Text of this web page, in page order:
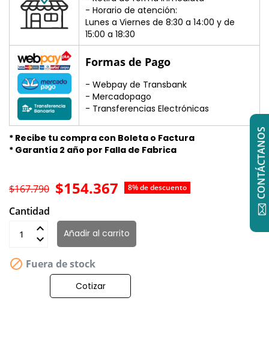
- Horario de atención:
Lunes a Viernes de 8:30 a 14:00 y de
15:00 a 18:30
Formas de Pago
- Webpay de Transbank
- Mercadopago
- Transferencias Electrónicas
* Recibe tu compra con Boleta o Factura
* Garantía 2 año por Falla de Fabrica
$154.367 8% de descuento
$167.790
Cantidad
Añadir al carrito
 Fuera de stock
Cotizar
CONTÁCTANOS